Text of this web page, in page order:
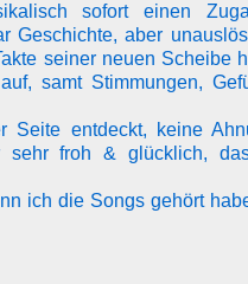
sofort einen
Geschichte, aber
seiner neuen Scheibe
samt Stimmungen,
Seite entdeckt, keine
froh & glücklich,
ich die Songs gehört